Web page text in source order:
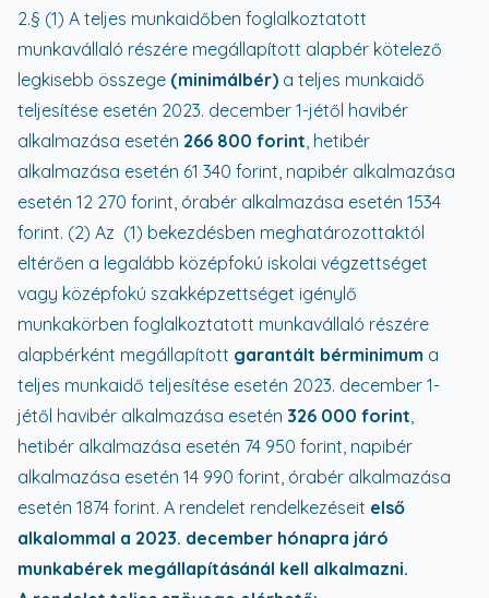
2.§ (1) A teljes munkaidőben foglalkoztatott
munkavállaló részére megállapított alapbér kötelező
legkisebb összege (minimálbér) a teljes munkaidő
teljesítése esetén 2023. december 1-jétől havibér
alkalmazása esetén 266 800 forint, hetibér
alkalmazása esetén 61 340 forint, napibér alkalmazása
esetén 12 270 forint, órabér alkalmazása esetén 1534
forint. (2) Az (1) bekezdésben meghatározottaktól
eltérően a legalább középfokú iskolai végzettséget
vagy középfokú szakképzettséget igénylő
munkakörben foglalkoztatott munkavállaló részére
alapbérként megállapított garantált bérminimum a
teljes munkaidő teljesítése esetén 2023. december 1-
jétől havibér alkalmazása esetén 326 000 forint,
hetibér alkalmazása esetén 74 950 forint, napibér
alkalmazása esetén 14 990 forint, órabér alkalmazása
esetén 1874 forint. A rendelet rendelkezéseit első
alkalommal a 2023. december hónapra járó
munkabérek megállapításánál kell alkalmazni.